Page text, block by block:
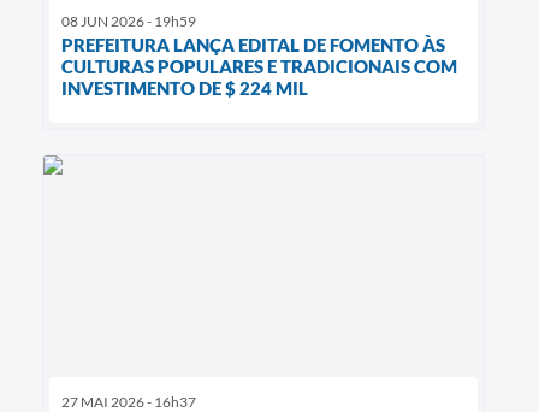
08 JUN 2026 - 19h59
PREFEITURA LANÇA EDITAL DE FOMENTO ÀS
CULTURAS POPULARES E TRADICIONAIS COM
INVESTIMENTO DE $ 224 MIL
27 MAI 2026 - 16h37